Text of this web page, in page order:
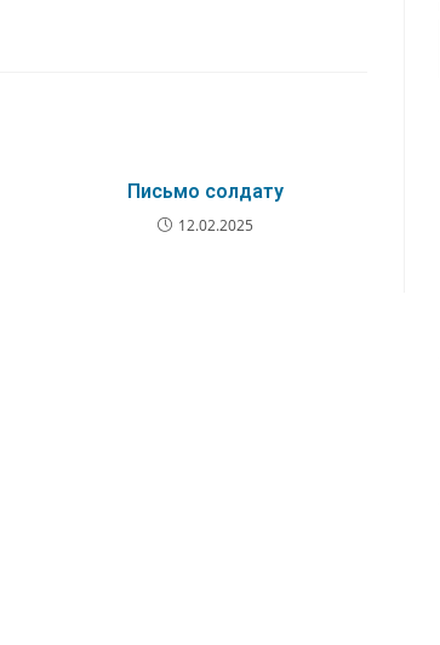
Письмо солдату
12.02.2025